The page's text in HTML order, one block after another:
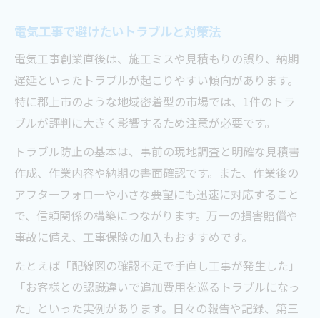
電気工事で避けたいトラブルと対策法
電気工事創業直後は、施工ミスや見積もりの誤り、納期
遅延といったトラブルが起こりやすい傾向があります。
特に郡上市のような地域密着型の市場では、1件のトラ
ブルが評判に大きく影響するため注意が必要です。
トラブル防止の基本は、事前の現地調査と明確な見積書
作成、作業内容や納期の書面確認です。また、作業後の
アフターフォローや小さな要望にも迅速に対応すること
で、信頼関係の構築につながります。万一の損害賠償や
事故に備え、工事保険の加入もおすすめです。
たとえば「配線図の確認不足で手直し工事が発生した」
「お客様との認識違いで追加費用を巡るトラブルになっ
た」といった実例があります。日々の報告や記録、第三